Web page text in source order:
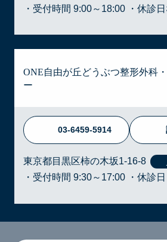
・受付時間 9:00～18:00 ・休診
ONE自由が丘どうぶつ整形外科
ー
03-6459-5914
東京都目黒区柿の木坂1-16-8
・受付時間 9:30～17:00 ・休診日